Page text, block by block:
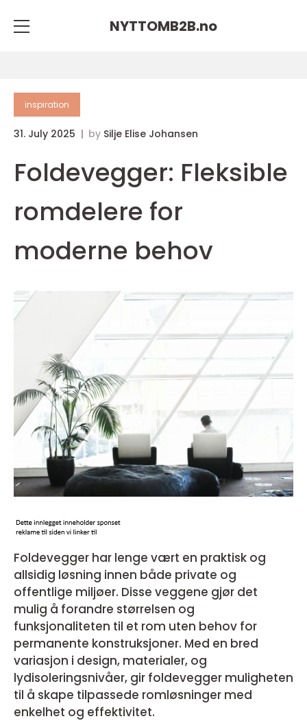
NYTTOMB2B.no
inspiration
31. July 2025 by Silje Elise Johansen
Foldevegger: Fleksible
romdelere for
moderne behov
Foldevegger har lenge vært en praktisk og
allsidig løsning innen både private og
offentlige miljøer. Disse veggene gjør det
mulig å forandre størrelsen og
funksjonaliteten til et rom uten behov for
permanente konstruksjoner. Med en bred
variasjon i design, materialer, og
lydisoleringsnivåer, gir foldevegger muligheten
til å skape tilpassede romløsninger med
enkelhet og effektivitet.